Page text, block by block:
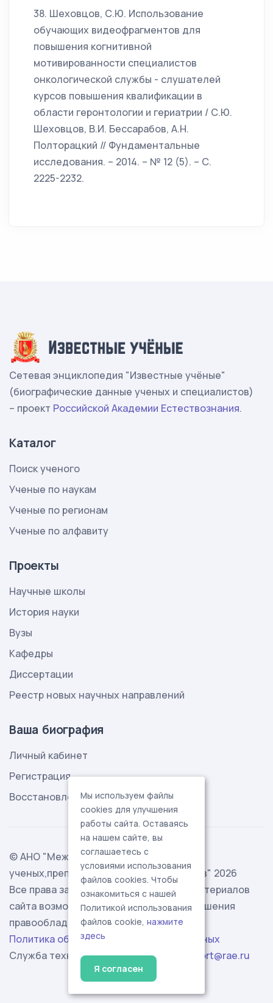
38. Шеховцов, С.Ю. Использование
обучающих видеофрагментов для
повышения когнитивной
мотивированности специалистов
онкологической службы - слушателей
курсов повышения квалификации в
области геронтологии и гериатрии / С.Ю.
Шеховцов, В.И. Бессарабов, А.Н.
Полторацкий // Фундаментальные
исследования. – 2014. – № 12 (5). – С.
2225-2232.
Сетевая энциклопедия "Известные учёные"
(биографические данные ученых и специалистов)
– проект Российской Академии Естествознания.
Каталог
Поиск ученого
Ученые по наукам
Ученые по регионам
Ученые по алфавиту
Проекты
Научные школы
История науки
Вузы
Кафедры
Диссертации
Реестр новых научных направлений
Ваша биография
Личный кабинет
Регистрация
Восстановление пароля
© АНО "Международная ассоциация
ученых,преподавателей и специалистов" 2026
Все права защищены. Использование материалов
сайта возможно исключительно с разрешения
правообладателя.
Политика обработки персональных данных
Служба технической поддержки -
support@rae.ru
Мы используем файлы
cookies для улучшения
работы сайта. Оставаясь
на нашем сайте, вы
соглашаетесь с
условиями использования
файлов cookies. Чтобы
ознакомиться с нашей
Политикой использования
файлов cookie, нажмите
здесь
Я согласен